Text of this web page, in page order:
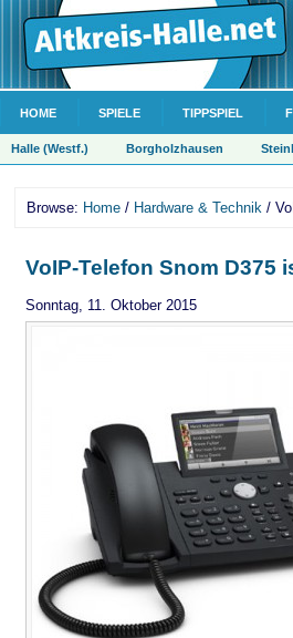
HOME SPIELE TIPPSPIEL
Halle (Westf.) Borgholzhausen
Browse: Home / Hardware & Technik /
VoIP-Telefon Snom D375
Sonntag, 11. Oktober 2015